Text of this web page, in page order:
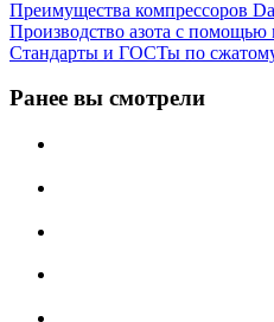
Преимущества компрессоров
Производство азота с
Стандарты и ГОСТы по
Ранее вы смотрели